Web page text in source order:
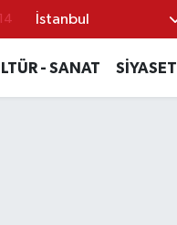
İstanbul
- SANAT SİYASET